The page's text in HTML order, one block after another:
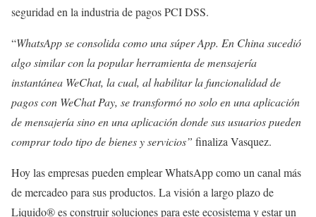
seguridad en la industria de pagos PCI DSS.
“WhatsApp se consolida como una súper App. En China sucedió
algo similar con la popular herramienta de mensajería
instantánea WeChat, la cual, al habilitar la funcionalidad de
pagos con WeChat Pay, se transformó no solo en una aplicación
de mensajería sino en una aplicación donde sus usuarios pueden
comprar todo tipo de bienes y servicios” finaliza Vasquez.
Hoy las empresas pueden emplear WhatsApp como un canal más
de mercadeo para sus productos. La visión a largo plazo de
Liquido® es construir soluciones para este ecosistema y estar un